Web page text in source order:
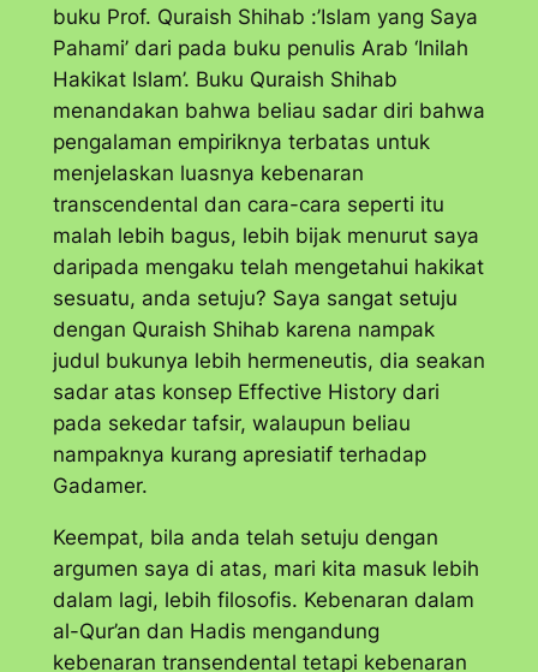
buku Prof. Quraish Shihab :’Islam yang Saya
Pahami’ dari pada buku penulis Arab ‘Inilah
Hakikat Islam’. Buku Quraish Shihab
menandakan bahwa beliau sadar diri bahwa
pengalaman empiriknya terbatas untuk
menjelaskan luasnya kebenaran
transcendental dan cara-cara seperti itu
malah lebih bagus, lebih bijak menurut saya
daripada mengaku telah mengetahui hakikat
sesuatu, anda setuju? Saya sangat setuju
dengan Quraish Shihab karena nampak
judul bukunya lebih hermeneutis, dia seakan
sadar atas konsep Effective Historydari
pada sekedar tafsir, walaupun beliau
nampaknya kurang apresiatif terhadap
Gadamer.
Keempat, bila anda telah setuju dengan
argumen saya di atas, mari kita masuk lebih
dalam lagi, lebih filosofis. Kebenaran dalam
al-Qur’an dan Hadis mengandung
kebenaran transendental tetapi kebenaran